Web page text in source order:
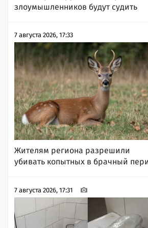
злоумышленников будут судить
7 августа 2026, 17:33
Жителям региона разрешили
убивать копытных в брачный
7 августа 2026, 17:31